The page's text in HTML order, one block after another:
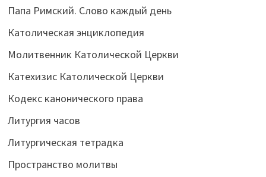
Папа Римский. Слово каждый день
Католическая энциклопедия
Молитвенник Католической Церкви
Катехизис Католической Церкви
Кодекс канонического права
Литургия часов
Литургическая тетрадка
Пространство молитвы